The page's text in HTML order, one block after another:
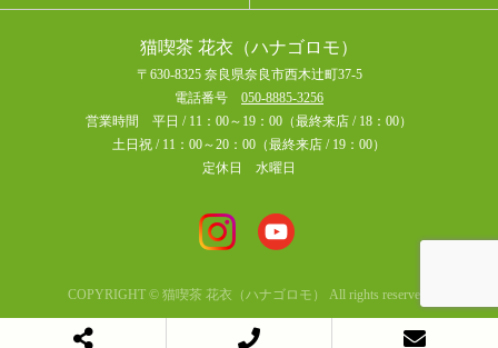
猫喫茶 花衣（ハナゴロモ）
〒630-8325 奈良県奈良市西木辻町37-5
電話番号 050-8885-3256
営業時間 平日 / 11：00～19：00（最終来店 / 18：00）
土日祝 / 11：00～20：00（最終来店 / 19：00）
定休日 水曜日
COPYRIGHT © 猫喫茶 花衣（ハナゴロモ） All rights reserved.